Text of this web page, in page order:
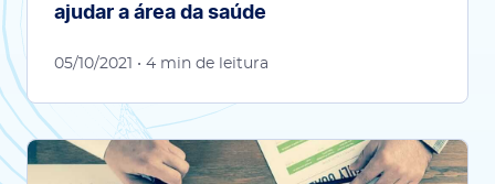
ajudar a área da saúde
05/10/2021 • 4 min de leitura